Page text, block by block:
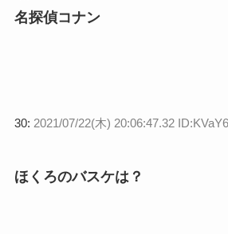
名探偵コナン
30: 2021/07/22(木) 20:06:47.32
ほくろのバスケは？